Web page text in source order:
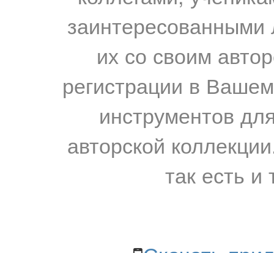
их со своим
регистрации в
инструментов
авторской
так есть и